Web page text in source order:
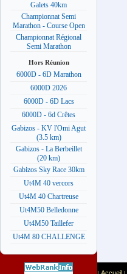
Galets 40km
Championnat Semi
Marathon - Course Open
Championnat Régional
Semi Marathon
Hors Réunion
6000D - 6D Marathon
6000D 2026
6000D - 6D Lacs
6000D - 6d Crêtes
Gabizos - KV l'Omi Agut
(3.5 km)
Gabizos - La Berbeillet
(20 km)
Gabizos Sky Race 30km
Ut4M 40 vercors
Ut4M 40 Chartreuse
Ut4M50 Belledonne
Ut4M50 Taillefer
Ut4M 80 CHALLENGE